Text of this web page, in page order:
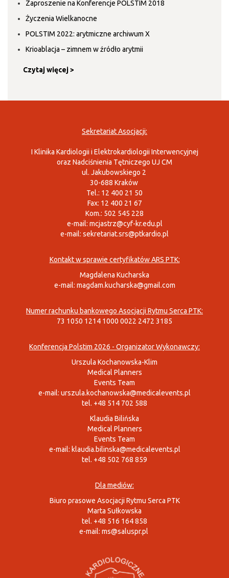
Zaproszenie na Konferencje POLSTIM 2018
Życzenia Wielkanocne
POLSTIM 2022: arytmiczne archiwum X
Krioablacja – zimnem w źródło arytmii
Czytaj więcej >
Sekretariat Asocjacji:
I Klinika Kardiologii i Elektrokardiologii Interwencyjnej
oraz Nadciśnienia Tętniczego UJ CM
ul. Jakubowskiego 2
30-688 Kraków
Tel.: 12 400 21 50
Fax: 12 400 21 67
Kom.: 502 545 228
e-mail: mcjastrz@cyf-kr.edu.pl
e-mail: sekretariat.srs@ptkardio.pl
Kontakt w sprawie certyfikatów ARS PTK:
Magdalena Kucharska
e-mail: magdam.kucharska@gmail.com
Numer rachunku bankowego Asocjacji Rytmu Serca PTK:
73 1050 1214 1000 0022 2472 3185
Konferencja Polstim 2026 - Organizator Wykonawczy:
Urszula Kochanowska-Klim
Medical Planners
Events Team
e-mail: urszula.kochanowska@medicalevents.pl
tel. +48 514 702 588
Klaudia Bilińska
Medical Planners
Events Team
e-mail: klaudia.bilinska@medicalevents.pl
tel. +48 502 768 859
Dla mediów:
Biuro prasowe Asocjacji Rytmu Serca PTK
Marta Sułkowska
tel. +48 516 164 858
e-mail: ms@saluspr.pl